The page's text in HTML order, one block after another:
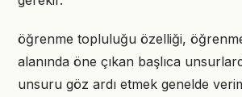
öğrenme topluluğu özelliği,
alanında öne çıkan başlıca
unsuru göz ardı etmek genelde